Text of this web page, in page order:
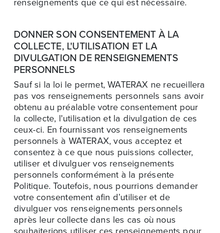
DONNER SON CONSENTEMENT À LA
COLLECTE, L'UTILISATION ET LA
DIVULGATION DE RENSEIGNEMENTS
PERSONNELS
Sauf si la loi le permet, WATERAX ne recueillera
pas vos renseignements personnels sans avoir
obtenu au préalable votre consentement pour
la collecte, l'utilisation et la divulgation de ces
ceux-ci. En fournissant vos renseignements
personnels à WATERAX, vous acceptez et
consentez à ce que nous puissions collecter,
utiliser et divulguer vos renseignements
personnels conformément à la présente
Politique. Toutefois, nous pourrions demander
votre consentement afin d’utiliser et de
divulguer vos renseignements personnels
après leur collecte dans les cas où nous